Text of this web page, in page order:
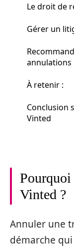
Le droit de
Gérer un
annulations
À retenir :
Conclusion
Vinted
Pourquoi
Vinted ?
Annuler une
démarche